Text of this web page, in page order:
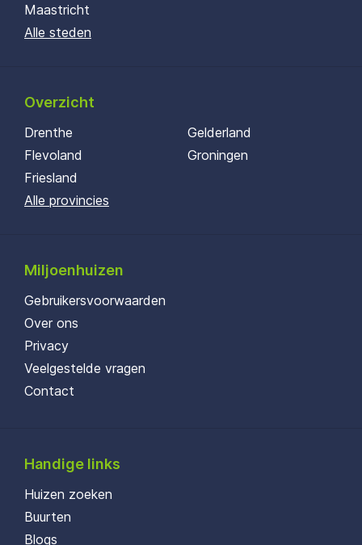
Maastricht
Alle steden
Overzicht
Drenthe
Flevoland
Friesland
Gelderland
Groningen
Alle provincies
Miljoenhuizen
Gebruikersvoorwaarden
Over ons
Privacy
Veelgestelde vragen
Contact
Handige links
Huizen zoeken
Buurten
Blogs